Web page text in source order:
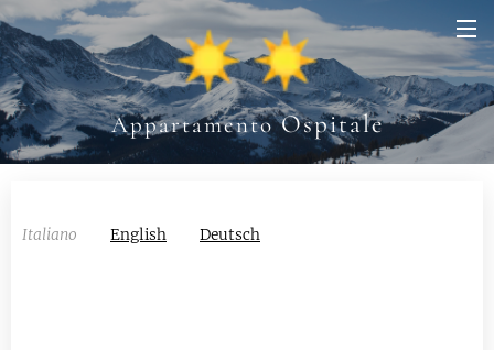
AppartamentoOspitale
Italiano English Deutsch